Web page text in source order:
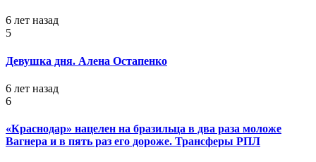
6 лет назад
5
Девушка дня. Алена Остапенко
6 лет назад
6
«Краснодар» нацелен на бразильца в два раза моложе
Вагнера и в пять раз его дороже. Трансферы РПЛ